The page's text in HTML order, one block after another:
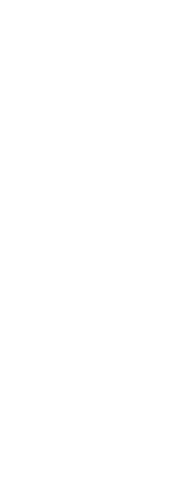
Vad är
Tujon är en
monoterpen
fängslande